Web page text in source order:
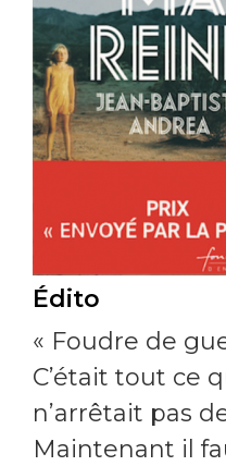
Édito
« Foudre de
C’était tout ce
n’arrêtait pas
Maintenant il